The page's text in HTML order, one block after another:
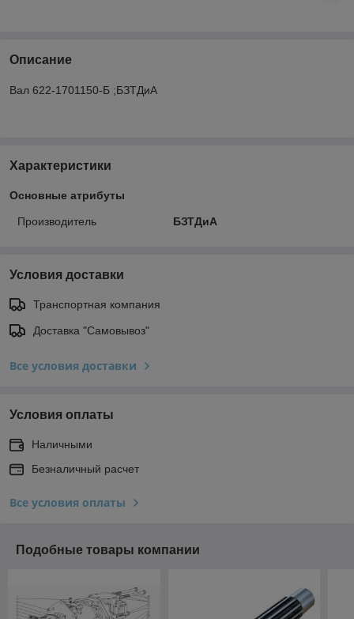
Описание
Вал 622-1701150-Б ;БЗТДиА
Характеристики
Основные атрибуты
Производитель БЗТДиА
Условия доставки
Транспортная компания
Доставка "Самовывоз"
Все условия доставки
Условия оплаты
Наличными
Безналичный расчет
Все условия оплаты
Подобные товары компании